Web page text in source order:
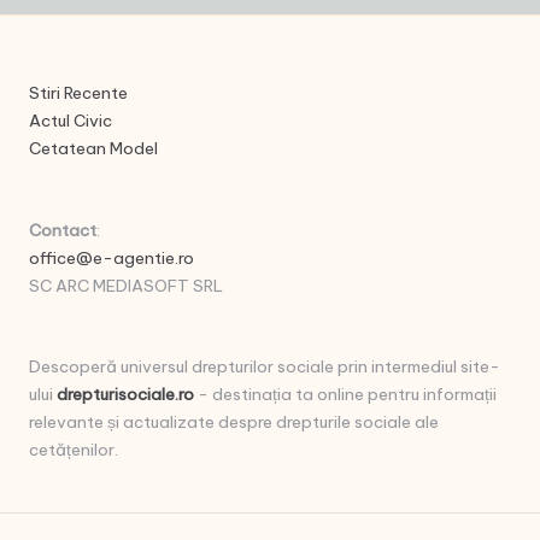
Stiri Recente
Actul Civic
Cetatean Model
Contact:
office@e-agentie.ro
SC ARC MEDIASOFT SRL
Descoperă universul drepturilor sociale prin intermediul site-
ului drepturisociale.ro - destinația ta online pentru informații
relevante și actualizate despre drepturile sociale ale
cetățenilor.